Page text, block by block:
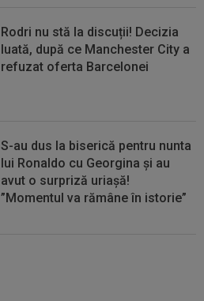
Rodri nu stă la discuții! Decizia
luată, după ce Manchester City a
refuzat oferta Barcelonei
S-au dus la biserică pentru nunta
lui Ronaldo cu Georgina și au
avut o surpriză uriașă!
”Momentul va rămâne în istorie”